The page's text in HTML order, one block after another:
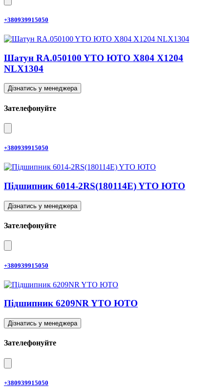
+380939915050
Шатун RA.050100 YTO ЮТО X804 X1204
NLX1304
Дізнатись у менеджера
Зателефонуйте
+380939915050
Підшипник 6014-2RS(180114E) YTO ЮТО
Дізнатись у менеджера
Зателефонуйте
+380939915050
Підшипник 6209NR YTO ЮТО
Дізнатись у менеджера
Зателефонуйте
+380939915050